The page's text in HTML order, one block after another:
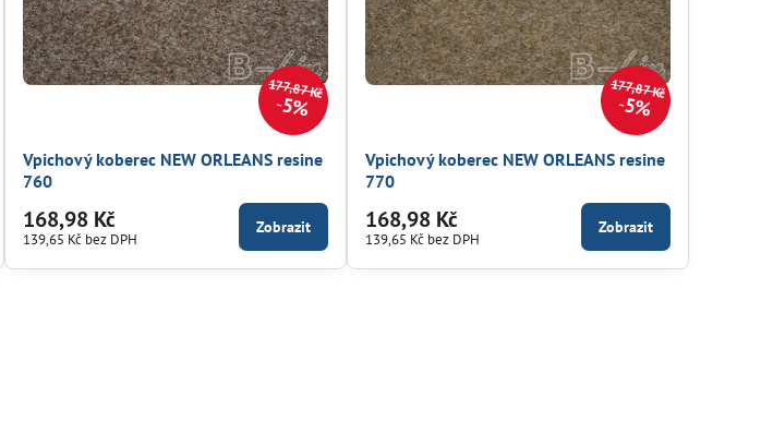
177,87 Kč
5%
Vpichový koberec NEW ORLEANS resine
760
168,98 Kč
139,65 Kč bez DPH
Zobrazit
177,87 Kč
5%
Vpichový koberec NEW ORLEANS resine
770
168,98 Kč
139,65 Kč bez DPH
Zobrazit